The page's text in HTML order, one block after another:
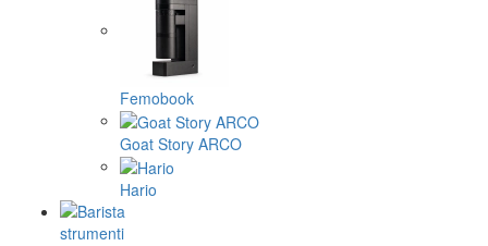
Femobook
Goat Story ARCO
Hario